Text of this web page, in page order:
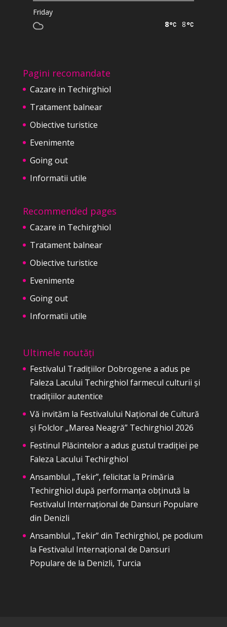
Friday
8
8
Pagini recomandate
Cazare in Techirghiol
Tratament balnear
Obiective turistice
Evenimente
Going out
Informatii utile
Recommended pages
Cazare in Techirghiol
Tratament balnear
Obiective turistice
Evenimente
Going out
Informatii utile
Ultimele noutăți
Festivalul Tradițiilor Dobrogene a adus pe
Faleza Lacului Techirghiol farmecul culturii și
tradițiilor autentice
Vă invităm la Festivalului Național de Cultură
și Folclor „Marea Neagră” Techirghiol 2026
Festinul Plăcintelor a adus gustul tradiției pe
Faleza Lacului Techirghiol
Ansamblul „Tekir”, felicitat la Primăria
Techirghiol după performanța obținută la
Festivalul Internațional de Dansuri Populare
din Denizli
Ansamblul „Tekir” din Techirghiol, pe podium
la Festivalul Internațional de Dansuri
Populare de la Denizli, Turcia